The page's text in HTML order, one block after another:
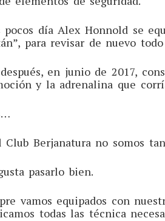
pocos día Alex Honnold se
para revisar de nuevo
en junio de 2017,
y la adrenalina que
Club Berjanatura no somos
pasarlo bien.
vamos equipados con
todas las técnica